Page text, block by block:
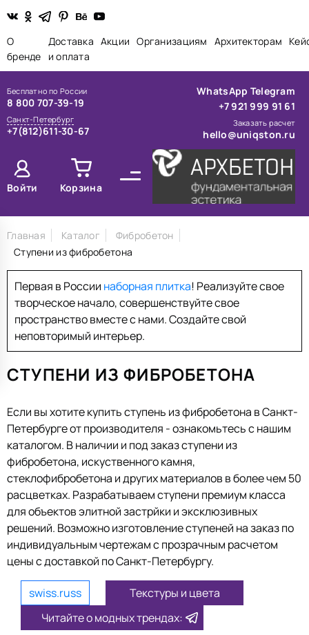
О
бренде
Доставка
и оплата
Акции Организациям Архитекторам
8 800 707-39-19
Бесплатно по России
+7(812)611-30-67
Санкт-Петербург
+7 921 999 91 61
WhatsApp Telegram
hello@uniqston.ru
Заказать расчет
Войти Корзина
Главная Каталог
Фибробетон
Ступени из фибробетона
Первая в России наборная плитка! Реализуйте свое
творческое начало, совершенствуйте свое
пространство вместе с нами. Создайте свой
неповторимый интерьер.
СТУПЕНИ ИЗ ФИБРОБЕТОНА
Если вы хотите купить ступень из фибробетона в Санкт-
Петербурге от производителя - ознакомьтесь с нашим
каталогом. В наличии и под заказ ступени из
фибробетона, искуственного камня,
стеклофибробетона и других материалов в более чем 50
расцветках. Разрабатываем ступени премиум класса
для объектов элитной застрйки и эксклюзивных
решений. Возможно изготовление ступеней на заказ по
индивидуальным чертежам с прозрачным расчетом
цены с доставкой по Санкт-Петербургу.
swiss.russ
Текстуры и цвета
Читайте о модных трендах: